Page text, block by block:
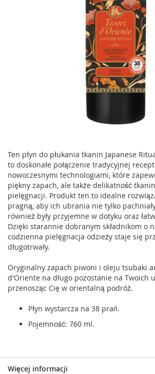
Ten płyn do płukania tkanin Japanese
to doskonałe połączenie tradycyjnej
nowoczesnymi technologiami, które
piękny zapach, ale także delikatność
pielęgnacji. Produkt ten to idealne
pragną, aby ich ubrania nie tylko
również były przyjemne w dotyku oraz
Dzięki starannie dobranym składnikom o
codzienna pielęgnacja odzieży staje się
długotrwały.
Oryginalny zapach piwoni i oleju tsubaki
d'Oriente na długo pozostanie na Twoich
przenosząc Cię w orientalną podróż.
Płyn wystarcza na 38 prań.
Pojemność: 760 ml.
Więcej informacji